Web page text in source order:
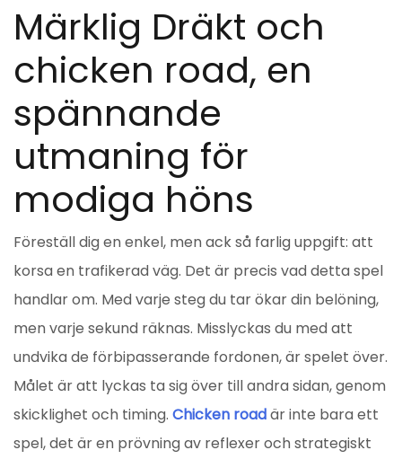
Märklig Dräkt och
chicken road, en
spännande
utmaning för
modiga höns
Föreställ dig en enkel, men ack så farlig uppgift: att
korsa en trafikerad väg. Det är precis vad detta spel
handlar om. Med varje steg du tar ökar din belöning,
men varje sekund räknas. Misslyckas du med att
undvika de förbipasserande fordonen, är spelet över.
Målet är att lyckas ta sig över till andra sidan, genom
skicklighet och timing. Chicken roadär inte bara ett
spel, det är en prövning av reflexer och strategiskt